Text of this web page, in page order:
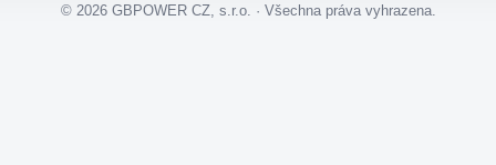
© 2026GBPOWER CZ, s.r.o. · Všechna práva vyhrazena.